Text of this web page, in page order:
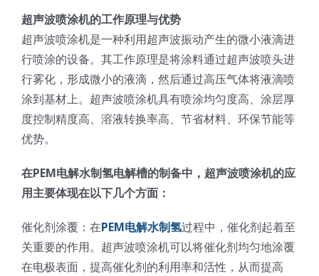
耐化学腐蚀的喷嘴
喷嘴兼容性
超声波喷涂机的工作原理与优势
超声波喷涂机是一种利用超声波振动产生的微小液滴进
行喷涂的设备。其工作原理是将涂料通过超声波喷头进
行雾化，形成微小的液滴，然后通过高压气体将液滴喷
涂到基材上。超声波喷涂机具有喷涂均匀度高、涂层厚
度控制精度高、溶液转换率高、节省材料、环保节能等
优势。
在PEM电解水制氢电解槽的制备中，超声波喷涂机的应
用主要体现在以下几个方面：
催化剂涂覆：在PEM电解水制氢过程中，催化剂起着至
关重要的作用。超声波喷涂机可以将催化剂均匀地涂覆
在电极表面，提高催化剂的利用率和活性，从而提高